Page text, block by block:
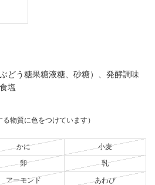
どう糖果糖液糖、砂糖）、発酵調味
塩
る物質に色をつけています）
かに 小麦
卵 乳
アーモンド あわび